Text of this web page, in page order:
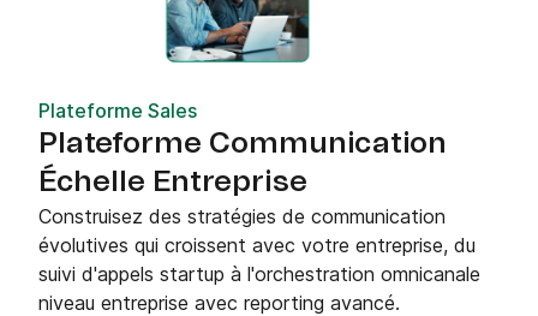
Plateforme Sales
Plateforme Communication
Échelle Entreprise
Construisez des stratégies de communication
évolutives qui croissent avec votre entreprise, du
suivi d'appels startup à l'orchestration omnicanale
niveau entreprise avec reporting avancé.